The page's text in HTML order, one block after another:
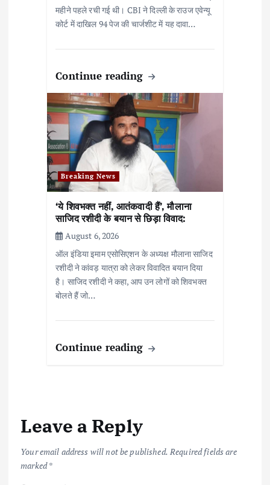
महीने पहले रची गई थी। CBI ने दिल्ली के राउज एवेन्यू
कोर्ट में दाखिल 94 पेज की चार्जशीट में यह दावा…
Continue reading
Breaking News
‘ये शिवभक्त नहीं, आतंकवादी हैं’, मौलाना
साजिद रशीदी के बयान से छिड़ा विवाद:
August 6, 2026
ऑल इंडिया इमाम एसोसिएशन के अध्यक्ष मौलाना साजिद
रशीदी ने कांवड़ यात्रा को लेकर विवादित बयान दिया
है। साजिद रशीदी ने कहा, आप उन लोगों को शिवभक्त
बोलते हैं जो…
Continue reading
Leave a Reply
Your email address will not be published. Required fields are
marked*